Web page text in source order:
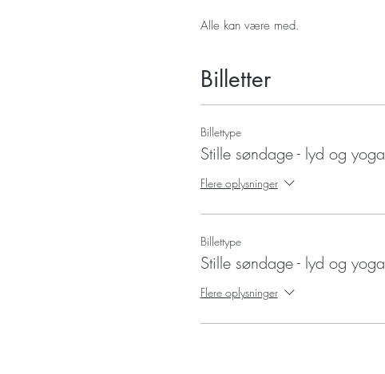
Alle kan være med.
Billetter
Billettype
Stille søndage - lyd og yoga
Flere oplysninger
Billettype
Stille søndage - lyd og yoga
Flere oplysninger